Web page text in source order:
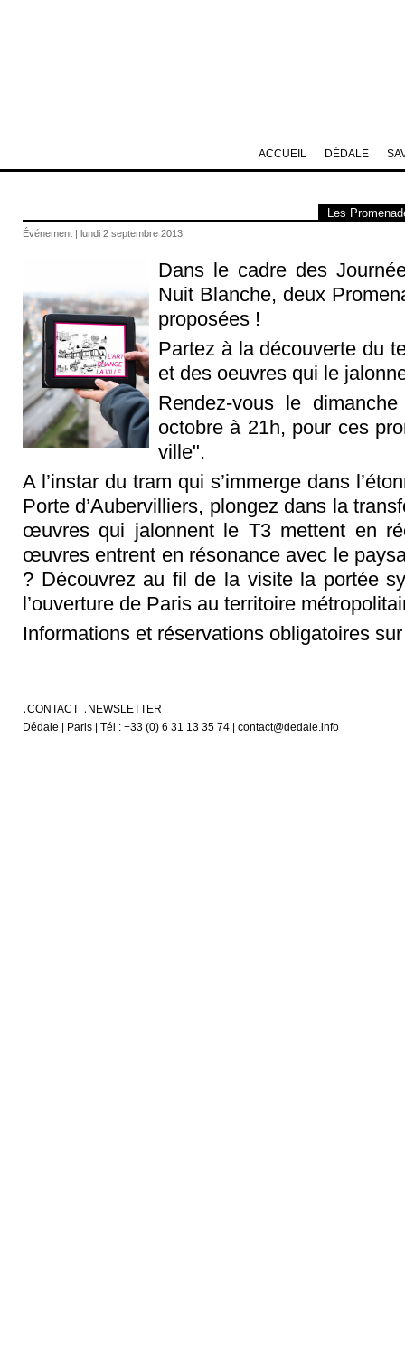
Les
Événement | lundi 2 septembre 2013
Dans le cadre des
Nuit Blanche, deux
proposées !
Partez à la découverte du
et des oeuvres qui le
Rendez-vous le
octobre à 21h, pour ces
ville".
A l’instar du tram qui s’immerge dans
Porte d’Aubervilliers, plongez dans la
œuvres qui jalonnent le T3 mettent en
œuvres entrent en résonance avec le
? Découvrez au fil de la visite la portée
l’ouverture de Paris au territoire
Informations et réservations obligatoires
DÉDALE
ACCUEIL
CONTACT
NEWSLETTER
Dédale | Paris | Tél : +33 (0) 6 31 13 35 74 | contact@dedale.info